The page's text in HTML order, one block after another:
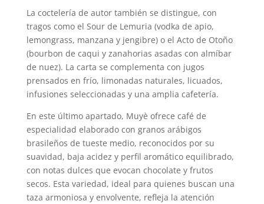
La coctelería de autor también se distingue, con
tragos como el Sour de Lemuria (vodka de apio,
lemongrass, manzana y jengibre) o el Acto de Otoño
(bourbon de caqui y zanahorias asadas con almíbar
de nuez). La carta se complementa con jugos
prensados en frío, limonadas naturales, licuados,
infusiones seleccionadas y una amplia cafetería.
En este último apartado, Muyè ofrece café de
especialidad elaborado con granos arábigos
brasileños de tueste medio, reconocidos por su
suavidad, baja acidez y perfil aromático equilibrado,
con notas dulces que evocan chocolate y frutos
secos. Esta variedad, ideal para quienes buscan una
taza armoniosa y envolvente, refleja la atención